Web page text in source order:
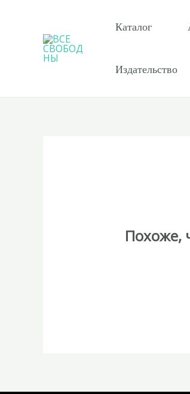
содержимому
Каталог
Издательство
Похоже,